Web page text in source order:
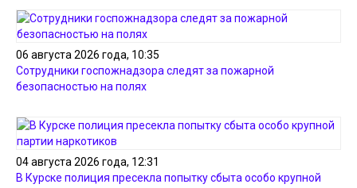
06 августа 2026 года, 10:35
Сотрудники госпожнадзора следят за пожарной
безопасностью на полях
04 августа 2026 года, 12:31
В Курске полиция пресекла попытку сбыта особо крупной